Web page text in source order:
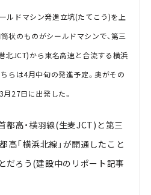
ルドマシン発進立坑(たてこう)を上
状のものがシールドマシンで、第三
北JCT)から東名高速と合流する横浜
らは4月中旬の発進予定。奥がその
月27日に出発した。
都高・横羽線(生麦JCT)と第三
「横浜北線」が開通したこと
だろう(建設中のリポート記事